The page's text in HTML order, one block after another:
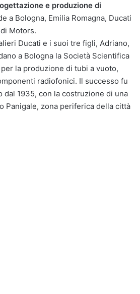
e produzione di
a Bologna, Emilia Romagna, Ducati
Motors.
Ducati e i suoi tre figli, Adriano,
a Bologna la Società Scientifica
la produzione di tubi a vuoto,
radiofonici. Il successo fu
dal 1935, con la costruzione di una
Panigale, zona periferica della città